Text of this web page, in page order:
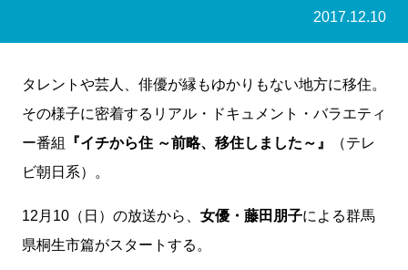
2017.12.10
タレントや芸人、俳優が縁もゆかりもない地方に移住。
その様子に密着するリアル・ドキュメント・バラエティ
ー番組
『イチから住 ～前略、移住しました～』
（テレ
ビ朝日系）。
12月10（日）の放送から、 女優・藤田朋子による群馬
県桐生市篇がスタートする。